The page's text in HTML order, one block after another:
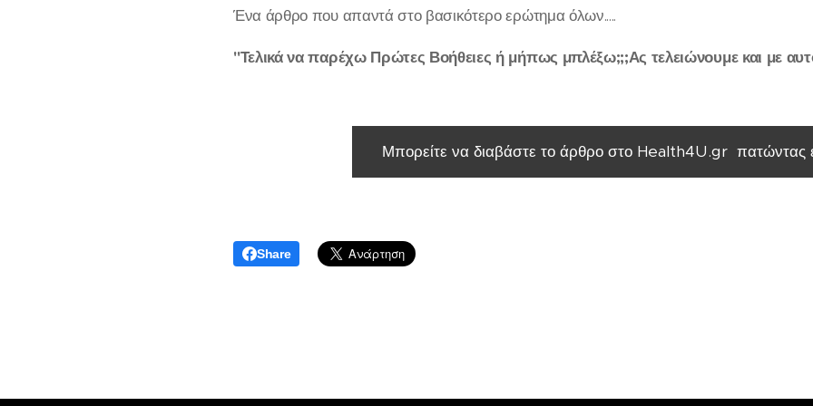
Ένα άρθρο που απαντά στο βασικότερο ερώτημα όλων.....
"Τελικά να παρέχω Πρώτες Βοήθειες ή μήπως μπλέξω;;;Ας τελειώνουμε και με
Μπορείτε να διαβάστε το άρθρο στο Health4U.gr πατώντας
Share